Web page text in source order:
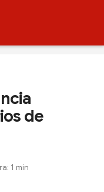
de
1 min